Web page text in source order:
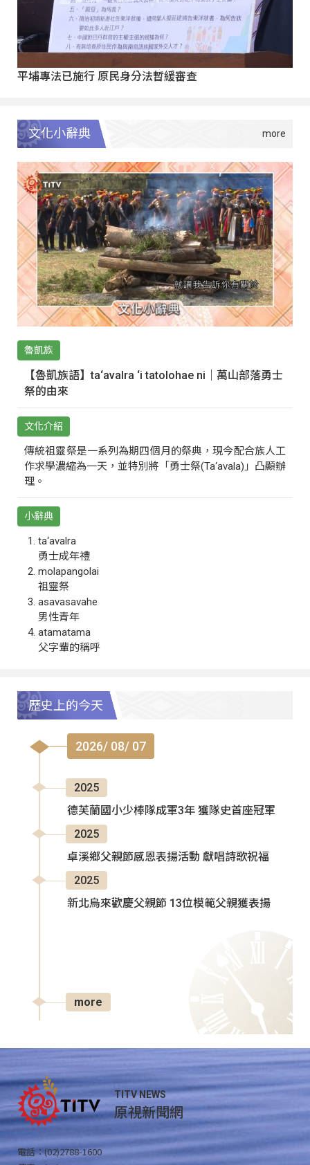
平埔專法已施行 原民身分法暫緩審查
文化小辭典
魯凱族
【魯凱族語】ta‘avalra ‘i tatolohae ni｜萬山部落勇士
祭的由來
文化介紹
傳統祖靈祭是一系列為期四個月的祭典，現今配合族人工
作求學濃縮為一天，並特別將「勇士祭(Ta‘avala)」凸顯辦
理。
小辭典
ta‘avalra
勇士成年禮
molapangolai
祖靈祭
asavasavahe
男性青年
atamatama
父字輩的稱呼
歷史上的今天
2026/ 08/ 07
2025
德芙蘭國小少棒隊成軍3年 獲隊史首座冠軍
2025
卓溪鄉父親節感恩表揚活動 獻唱詩歌祝福
2025
新北烏來歡慶父親節 13位模範父親獲表揚
more
TITV NEWS
原視新聞網
電話：(02)2788-1600